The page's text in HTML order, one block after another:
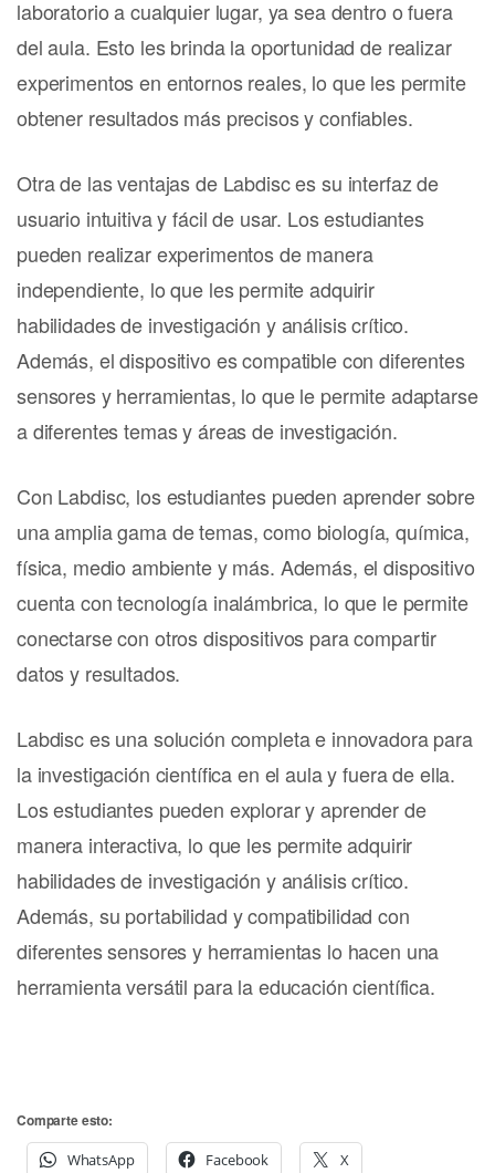
laboratorio a cualquier lugar, ya sea dentro o fuera
del aula. Esto les brinda la oportunidad de realizar
experimentos en entornos reales, lo que les permite
obtener resultados más precisos y confiables.
Otra de las ventajas de Labdisc es su interfaz de
usuario intuitiva y fácil de usar. Los estudiantes
pueden realizar experimentos de manera
independiente, lo que les permite adquirir
habilidades de investigación y análisis crítico.
Además, el dispositivo es compatible con diferentes
sensores y herramientas, lo que le permite adaptarse
a diferentes temas y áreas de investigación.
Con Labdisc, los estudiantes pueden aprender sobre
una amplia gama de temas, como biología, química,
física, medio ambiente y más. Además, el dispositivo
cuenta con tecnología inalámbrica, lo que le permite
conectarse con otros dispositivos para compartir
datos y resultados.
Labdisc es una solución completa e innovadora para
la investigación científica en el aula y fuera de ella.
Los estudiantes pueden explorar y aprender de
manera interactiva, lo que les permite adquirir
habilidades de investigación y análisis crítico.
Además, su portabilidad y compatibilidad con
diferentes sensores y herramientas lo hacen una
herramienta versátil para la educación científica.
Comparte esto:
WhatsApp
Facebook X